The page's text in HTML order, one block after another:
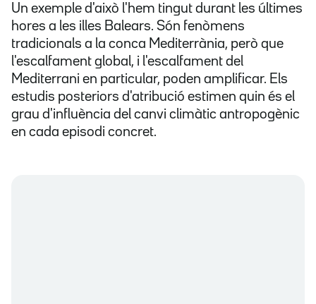
Un exemple d'això l'hem tingut durant les últimes
hores a les illes Balears. Són fenòmens
tradicionals a la conca Mediterrània, però que
l'escalfament global, i l'escalfament del
Mediterrani en particular, poden amplificar. Els
estudis posteriors d'atribució estimen quin és el
grau d'influència del canvi climàtic antropogènic
en cada episodi concret.